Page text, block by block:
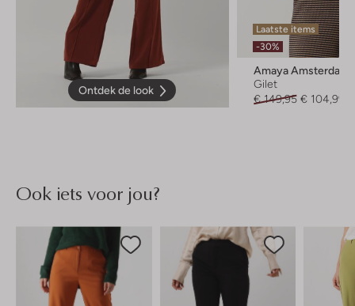
Ontdek de look
Laatste items
-30%
Amaya Amsterdam
Gilet
€ 149,95 € 104,99
Ook iets voor jou?